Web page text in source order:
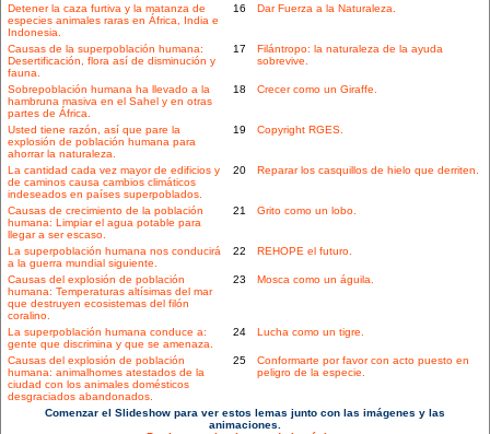
Detener la caza furtiva y la matanza de
especies animales raras en África, India e
Indonesia.
16 Dar Fuerza a la Naturaleza.
Causas de la superpoblación humana:
Desertificación, flora así de disminución y
fauna.
17
Filántropo: la naturaleza de la ayuda
sobrevive.
Sobrepoblación humana ha llevado a la
hambruna masiva en el Sahel y en otras
partes de África.
18 Crecer como un Giraffe.
Usted tiene razón, así que pare la
explosión de población humana para
ahorrar la naturaleza.
19 Copyright RGES.
La cantidad cada vez mayor de edificios y
de caminos causa cambios climáticos
indeseados en países superpoblados.
20 Reparar los casquillos de hielo que derriten.
Causas de crecimiento de la población
humana: Limpiar el agua potable para
llegar a ser escaso.
21 Grito como un lobo.
La superpoblación humana nos conducirá
a la guerra mundial siguiente.
22 REHOPE el futuro.
Causas del explosión de población
humana: Temperaturas altísimas del mar
que destruyen ecosistemas del filón
coralino.
23 Mosca como un águila.
La superpoblación humana conduce a:
gente que discrimina y que se amenaza.
24 Lucha como un tigre.
Causas del explosión de población
humana: animalhomes atestados de la
ciudad con los animales domésticos
desgraciados abandonados.
25
Conformarte por favor con acto puesto en
peligro de la especie.
Comenzar el Slideshow para ver estos lemas junto con las imágenes y las
animaciones.